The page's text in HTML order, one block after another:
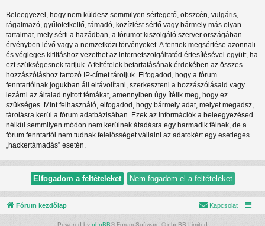
Beleegyezel, hogy nem küldesz semmilyen sértegető, obszcén, vulgáris,
rágalmazó, gyűlöletkeltő, támadó, közízlést sértő vagy bármely más olyan
tartalmat, mely sérti a hazádban, a fórumot kiszolgáló szerver országában
érvényben lévő vagy a nemzetközi törvényeket. A fentiek megsértése azonnali
és végleges kitiltáshoz vezethet az internetszolgáltatód értesítésével együtt, ha
ezt szükségesnek tartjuk. A feltételek betartatásának érdekében az összes
hozzászóláshoz tartozó IP-címet tároljuk. Elfogadod, hogy a fórum
fenntartóinak jogukban áll eltávolítani, szerkeszteni a hozzászólásaid vagy
lezárni az általad nyitott témákat, amennyiben úgy ítélik meg, hogy ez
szükséges. Mint felhasználó, elfogadod, hogy bármely adat, melyet megadsz,
tárolásra kerül a fórum adatbázisában. Ezek az információk a beleegyezésed
nélkül semmilyen módon nem kerülnek átadásra egy harmadik félnek, de a
fórum fenntartói nem tudnak felelősséget vállalni az adatokért egy esetleges
„hackertámadás” esetén.
Fórum kezdőlap Kapcsolat
Powered by phpBB® Forum Software © phpBB Limited